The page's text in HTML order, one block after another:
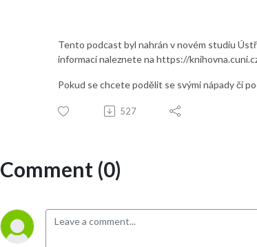
Tento podcast byl nahrán v novém studiu
informací naleznete na https://
Pokud se chcete podělit se svými nápady či
527
Comment (0)